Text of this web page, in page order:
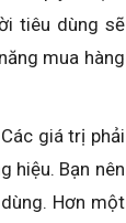
tiêu dùng sẽ
mua hàng
giá trị phải
hiệu. Bạn nên
Hơn một